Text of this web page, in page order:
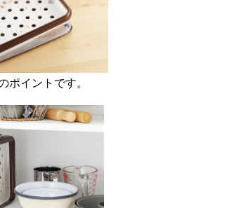
イントです。